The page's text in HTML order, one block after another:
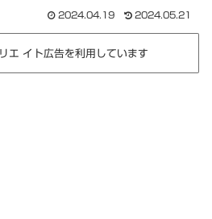
2024.04.19 2024.05.21
エ イト広告を利用しています